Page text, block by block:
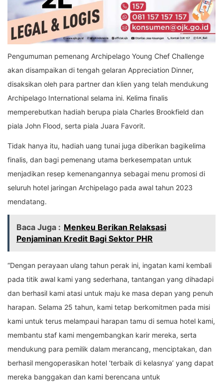
Pengumuman pemenang Archipelago Young Chef Challenge
akan disampaikan di tengah gelaran Appreciation Dinner,
disaksikan oleh para partner dan klien yang telah mendukung
Archipelago International selama ini. Kelima finalis
memperebutkan hadiah berupa piala Charles Brookfield dan
piala John Flood, serta piala Juara Favorit.
Tidak hanya itu, hadiah uang tunai juga diberikan bagikelima
finalis, dan bagi pemenang utama berkesempatan untuk
menjadikan resep kemenangannya sebagai menu promosi di
seluruh hotel jaringan Archipelago pada awal tahun 2023
mendatang.
Baca Juga : Menkeu Berikan Relaksasi
Penjaminan Kredit Bagi Sektor PHR
“Dengan perayaan ulang tahun perak ini, ingatan kami kembali
pada titik awal kami yang sederhana, tantangan yang dihadapi
dan berhasil kami atasi untuk maju ke masa depan yang penuh
harapan. Selama 25 tahun, kami tetap berkomitmen pada misi
kami untuk terus melampaui harapan tamu di semua hotel kami,
membantu staf kami mengembangkan karir mereka, serta
mendukung para pemilik dalam merancang, menciptakan, dan
berhasil mengoperasikan hotel ‘terbaik di kelasnya’ yang dapat
mereka banggakan dan kami berencana untuk